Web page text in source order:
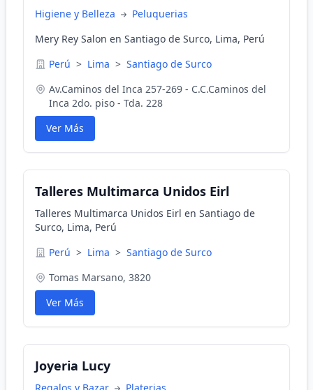
Higiene y Belleza
Peluquerias
Mery Rey Salon en Santiago de Surco, Lima, Perú
Perú > Lima > Santiago de Surco
Av.Caminos del Inca 257-269 - C.C.Caminos del
Inca 2do. piso - Tda. 228
Ver Más
Talleres Multimarca Unidos Eirl
Talleres Multimarca Unidos Eirl en Santiago de
Surco, Lima, Perú
Perú > Lima > Santiago de Surco
Tomas Marsano, 3820
Ver Más
Joyeria Lucy